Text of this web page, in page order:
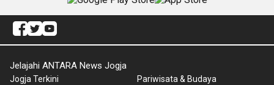
Jelajahi ANTARA News Jogja
Jogja Terkini
Pariwisata & Budaya